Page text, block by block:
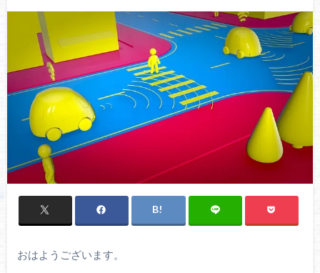
おはようございます。